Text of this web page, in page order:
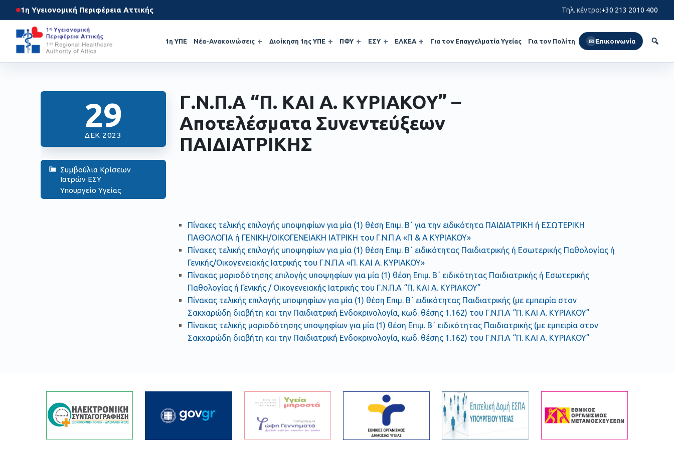
1η Υγειονομική Περιφέρεια Αττικής Τηλ. κέντρο:+30 213 2010 400
1η ΥΠΕ Νέα-Ανακοινώσεις Διοίκηση 1ης ΥΠΕ ΠΦΥ ΕΣΥ ΕΛΚΕΑ Για τον Επαγγελματία Υγείας Για τον Πολίτη ✉ Επικοινωνία
29
ΔΕΚ 2023
Συμβούλια Κρίσεων
Ιατρών ΕΣΥ
Υπουργείο Υγείας
Γ.Ν.Π.Α “Π. ΚΑΙ Α. ΚΥΡΙΑΚΟΥ” –
Αποτελέσματα Συνεντεύξεων
ΠΑΙΔΙΑΤΡΙΚΗΣ
Πίνακες τελικής επιλογής υποψηφίων για μία (1) θέση Επιμ. Β΄ για την ειδικότητα ΠΑΙΔΙΑΤΡΙΚΗ ή ΕΣΩΤΕΡΙΚΗ
ΠΑΘΟΛΟΓΙΑ ή ΓΕΝΙΚΗ/ΟΙΚΟΓΕΝΕΙΑΚΗ ΙΑΤΡΙΚΗ του Γ.Ν.Π.Α «Π & Α ΚΥΡΙΑΚΟΥ»
Πίνακες τελικής επιλογής υποψηφίων για μία (1) θέση Επιμ. Β΄ ειδικότητας Παιδιατρικής ή Εσωτερικής Παθολογίας ή
Γενικής/Οικογενειακής Ιατρικής του Γ.Ν.Π.Α «Π. ΚΑΙ Α. ΚΥΡΙΑΚΟΥ»
Πίνακας μοριοδότησης επιλογής υποψηφίων για μία (1) θέση Επιμ. Β΄ ειδικότητας Παιδιατρικής ή Εσωτερικής
Παθολογίας ή Γενικής / Οικογενειακής Ιατρικής του Γ.Ν.Π.Α “Π. ΚΑΙ Α. ΚΥΡΙΑΚΟΥ”
Πίνακας τελικής επιλογής υποψηφίων για μία (1) θέση Επιμ. Β΄ ειδικότητας Παιδιατρικής (με εμπειρία στον
Σακχαρώδη διαβήτη και την Παιδιατρική Ενδοκρινολογία, κωδ. θέσης 1.162) του Γ.Ν.Π.Α “Π. ΚΑΙ Α. ΚΥΡΙΑΚΟΥ”
Πίνακας τελικής μοριοδότησης υποψηφίων για μία (1) θέση Επιμ. Β΄ ειδικότητας Παιδιατρικής (με εμπειρία στον
Σακχαρώδη διαβήτη και την Παιδιατρική Ενδοκρινολογία, κωδ. θέσης 1.162) του Γ.Ν.Π.Α “Π. ΚΑΙ Α. ΚΥΡΙΑΚΟΥ”